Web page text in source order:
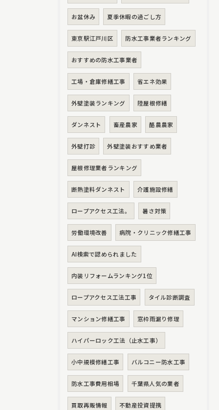
お盆休み 夏季休暇の過ごし方
東京駅江戸川区 防水工事業者ランキング
おすすめの防水工事業者
工場・倉庫修繕工事 省エネ効果
外壁塗装ランキング 陸屋根修繕
ダンネスト 畜産農家 酪農農家
外壁打診 外壁塗装おすすめ業者
屋根修理業者ランキング
断熱塗料ダンネスト 介護施設修繕
ロープアクセス工法。 暑さ対策
労働環境改善 病院・クリニック修繕工事
AI検索で認められました
内装リフォームランキング1位
ロープアクセス工法工事 タイル診断調査
マンション修繕工事 窓枠雨漏り修理
ハイパーロック工法（止水工事）
小中規模修繕工事 バルコニー防水工事
防水工事費用相場 千葉県人気の業者
買取再販情報 不動産投資提携